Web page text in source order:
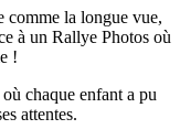
comme la longue vue,
à un Rallye Photos où
!
chaque enfant a pu
attentes.